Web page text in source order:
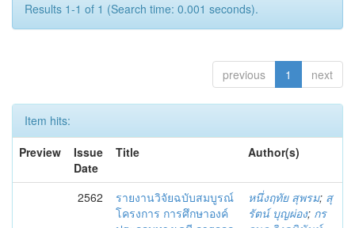
Results 1-1 of 1 (Search time: 0.001 seconds).
previous 1 next
Item hits:
Preview
Issue
Date
Title Author(s)
2562
รายงานวิจัยฉบับสมบูรณ์
โครงการ การศึกษาองค์
หนึ่งฤทัย สุพรม; สุ
รัตน์ บุญผ่อง; กร